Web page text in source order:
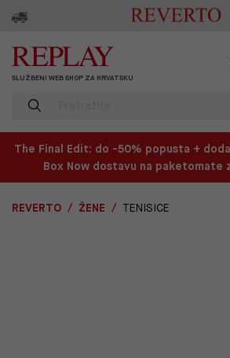
SLUŽBENI WEB SHOP ZA HRVATSKU
The Final Edit: do -50% popusta +
Box Now dostavu na paketomate
REVERTO ŽENE TENISICE